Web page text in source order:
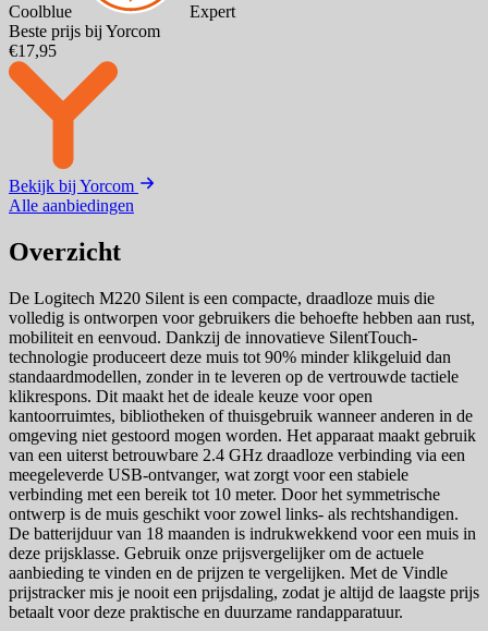
Coolblue
Expert
Beste prijs bij Yorcom
€17,95
Bekijk bij Yorcom
Alle aanbiedingen
Overzicht
De Logitech M220 Silent is een compacte, draadloze muis die
volledig is ontworpen voor gebruikers die behoefte hebben aan rust,
mobiliteit en eenvoud. Dankzij de innovatieve SilentTouch-
technologie produceert deze muis tot 90% minder klikgeluid dan
standaardmodellen, zonder in te leveren op de vertrouwde tactiele
klikrespons. Dit maakt het de ideale keuze voor open
kantoorruimtes, bibliotheken of thuisgebruik wanneer anderen in de
omgeving niet gestoord mogen worden. Het apparaat maakt gebruik
van een uiterst betrouwbare 2.4 GHz draadloze verbinding via een
meegeleverde USB-ontvanger, wat zorgt voor een stabiele
verbinding met een bereik tot 10 meter. Door het symmetrische
ontwerp is de muis geschikt voor zowel links- als rechtshandigen.
De batterijduur van 18 maanden is indrukwekkend voor een muis in
deze prijsklasse. Gebruik onze prijsvergelijker om de actuele
aanbieding te vinden en de prijzen te vergelijken. Met de Vindle
prijstracker mis je nooit een prijsdaling, zodat je altijd de laagste prijs
betaalt voor deze praktische en duurzame randapparatuur.